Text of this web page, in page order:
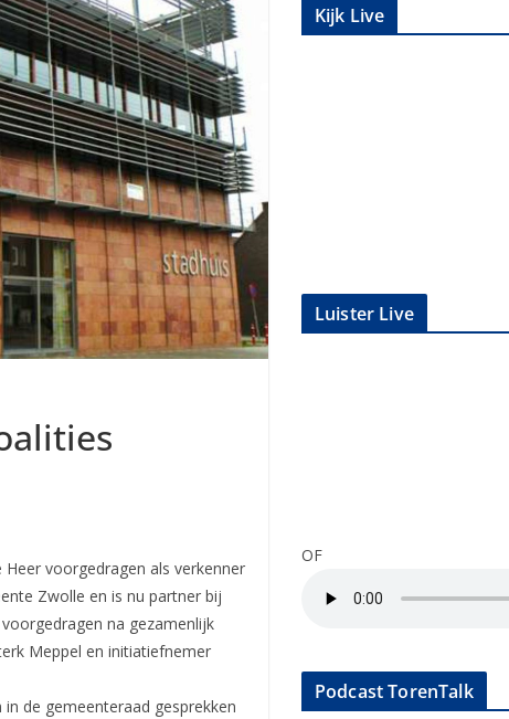
voorgedragen als verkenner
Zwolle en is nu partner bij
na gezamenlijk
Meppel en initiatiefnemer
de gemeenteraad gesprekken
Kijk Live
Luister Live
OF
Podcast TorenTalk